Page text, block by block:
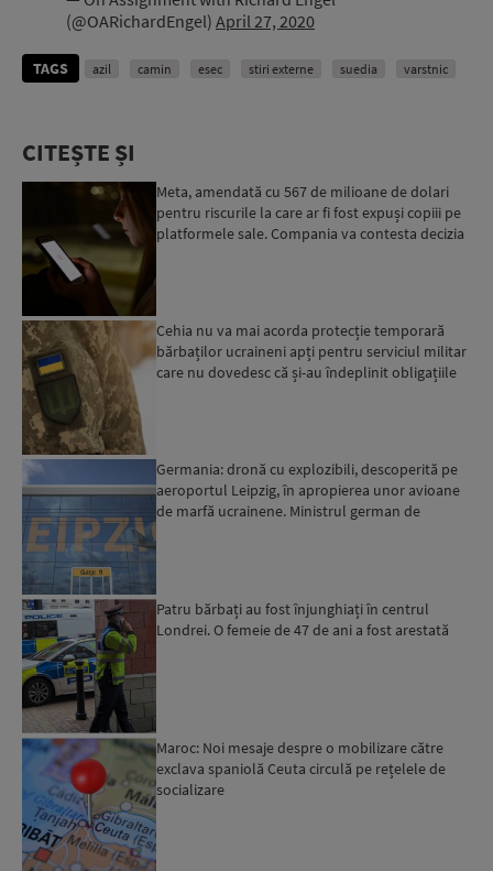
(@OARichardEngel) April 27, 2020
TAGS azil camin esec stiri externe suedia varstnic
CITEȘTE ȘI
Meta, amendată cu 567 de milioane de dolari
pentru riscurile la care ar fi fost expuși copiii pe
platformele sale. Compania va contesta decizia
Cehia nu va mai acorda protecție temporară
bărbaților ucraineni apți pentru serviciul militar
care nu dovedesc că și-au îndeplinit obligațiile
Germania: dronă cu explozibili, descoperită pe
aeroportul Leipzig, în apropierea unor avioane
de marfă ucrainene. Ministrul german de
Patru bărbați au fost înjunghiați în centrul
Londrei. O femeie de 47 de ani a fost arestată
Maroc: Noi mesaje despre o mobilizare către
exclava spaniolă Ceuta circulă pe rețelele de
socializare